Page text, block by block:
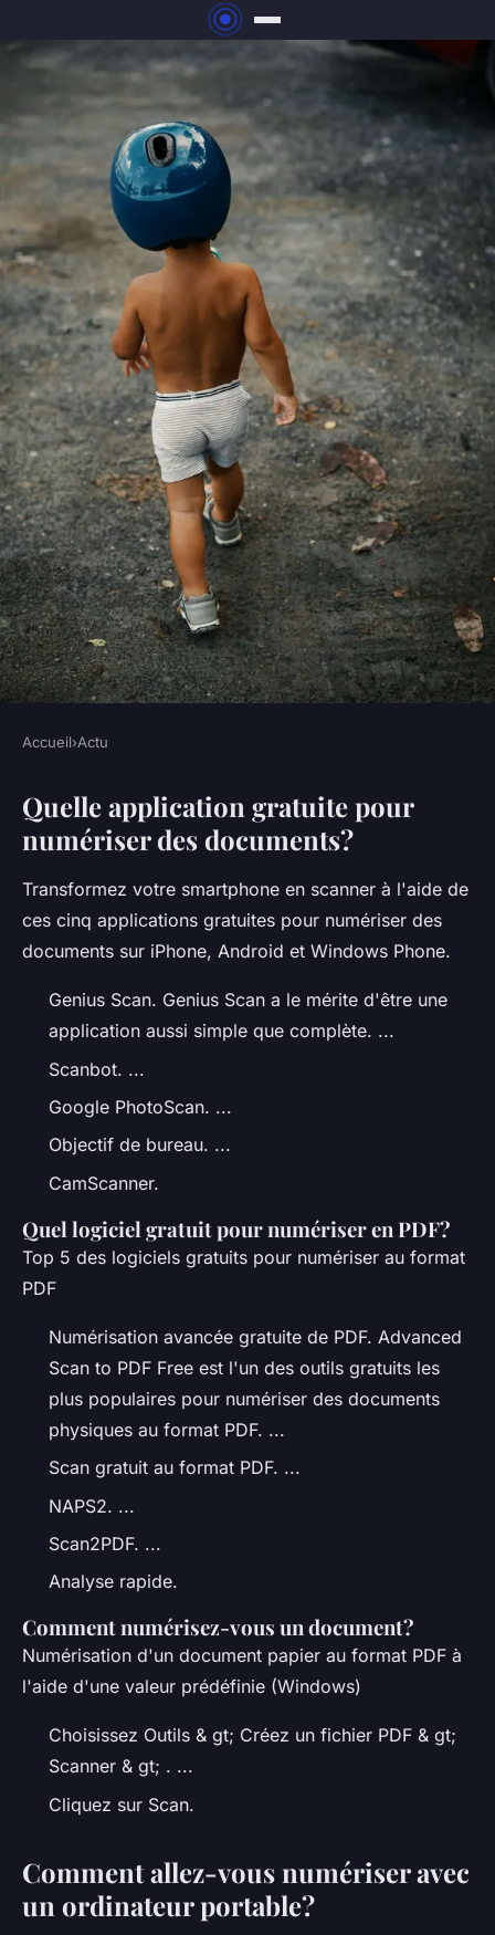
Est-ce que CamScanner est
gratuit ?
• 5 octobre 2022•3 min de lecture
Accueil›Actu
Quelle application gratuite pour
numériser des documents?
Transformez votre smartphone en scanner à l'aide de
ces cinq applications gratuites pour numériser des
documents sur iPhone, Android et Windows Phone.
Genius Scan. Genius Scan a le mérite d'être une
application aussi simple que complète. ...
Scanbot. ...
Google PhotoScan. ...
Objectif de bureau. ...
CamScanner.
Quel logiciel gratuit pour numériser en PDF?
Top 5 des logiciels gratuits pour numériser au format
PDF
Numérisation avancée gratuite de PDF. Advanced
Scan to PDF Free est l'un des outils gratuits les
plus populaires pour numériser des documents
physiques au format PDF. ...
Scan gratuit au format PDF. ...
NAPS2. ...
Scan2PDF. ...
Analyse rapide.
Comment numérisez-vous un document?
Numérisation d'un document papier au format PDF à
l'aide d'une valeur prédéfinie (Windows)
Choisissez Outils & gt; Créez un fichier PDF & gt;
Scanner & gt; . ...
Cliquez sur Scan.
Comment allez-vous numériser avec
un ordinateur portable?